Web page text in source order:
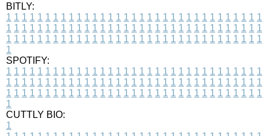
BITLY:
1 1 1 1 1 1 1 1 1 1 1 1 1 1 1 1 1 1 1 1 1 1 1 1 1 1 1 1 1 1 1 1 1
1 1 1 1 1 1 1 1 1 1 1 1 1 1 1 1 1 1 1 1 1 1 1 1 1 1 1 1 1 1 1 1 1
1 1 1 1 1 1 1 1 1 1 1 1 1 1 1 1 1 1 1 1 1 1 1 1 1 1 1 1 1 1 1 1 1
1
SPOTIFY:
1 1 1 1 1 1 1 1 1 1 1 1 1 1 1 1 1 1 1 1 1 1 1 1 1 1 1 1 1 1 1 1 1
1 1 1 1 1 1 1 1 1 1 1 1 1 1 1 1 1 1 1 1 1 1 1 1 1 1 1 1 1 1 1 1 1
1 1 1 1 1 1 1 1 1 1 1 1 1 1 1 1 1 1 1 1 1 1 1 1 1 1 1 1 1 1 1 1 1
1
CUTTLY BIO:
1